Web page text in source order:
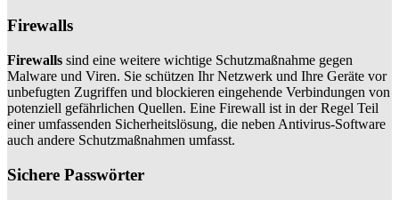
Firewalls
Firewalls sind eine weitere wichtige Schutzmaßnahme gegen
Malware und Viren. Sie schützen Ihr Netzwerk und Ihre Geräte vor
unbefugten Zugriffen und blockieren eingehende Verbindungen von
potenziell gefährlichen Quellen. Eine Firewall ist in der Regel Teil
einer umfassenden Sicherheitslösung, die neben Antivirus-Software
auch andere Schutzmaßnahmen umfasst.
Sichere Passwörter